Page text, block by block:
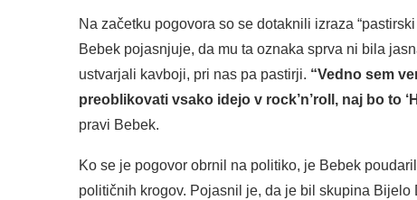
Na začetku pogovora so se dotaknili izraza
Bebek pojasnjuje, da mu ta oznaka sprva ni bila
ustvarjali kavboji, pri nas pa pastirji. “Vedno sem
preoblikovati vsako idejo v rock’n’roll, naj bo to
pravi Bebek.
Ko se je pogovor obrnil na politiko, je Bebek
političnih krogov. Pojasnil je, da je bil skupina